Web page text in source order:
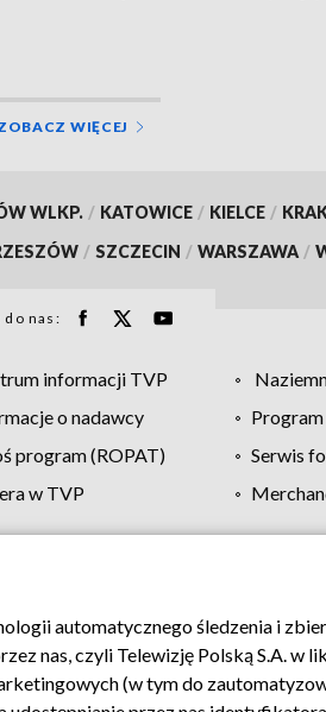
WIĘCEJ
WLKP. / KATOWICE / KIELCE /
/ SZCZECIN / WARSZAWA /
do nas:
informacji TVP
o nadawcy
program (ROPAT)
Serwis
w TVP
Moje zgody Pomoc Biuro
automatycznego śledzenia i
nas, czyli Telewizję Polską S.A. w
(w tym do